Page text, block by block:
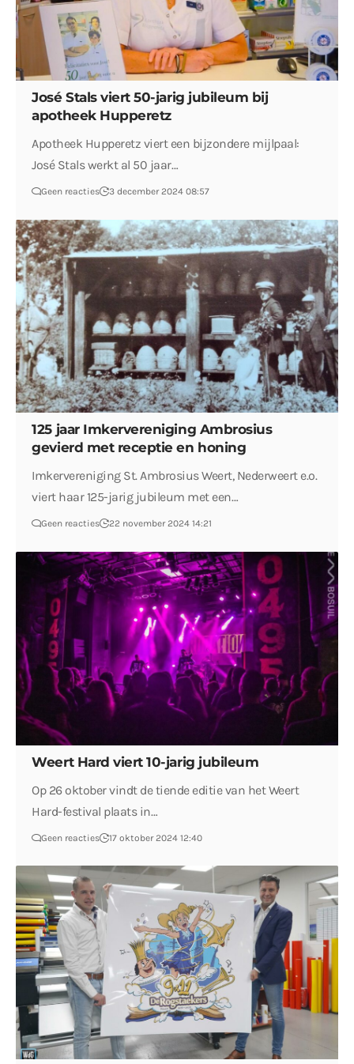
José Stals viert 50-jarig jubileum bij
apotheek Hupperetz
Apotheek Hupperetz viert een bijzondere mijlpaal:
José Stals werkt al 50 jaar…
Geen reacties 3 december 2024 08:57
125 jaar Imkervereniging Ambrosius
gevierd met receptie en honing
Imkervereniging St. Ambrosius Weert, Nederweert e.o.
viert haar 125-jarig jubileum met een…
Geen reacties 22 november 2024 14:21
Weert Hard viert 10-jarig jubileum
Op 26 oktober vindt de tiende editie van het Weert
Hard-festival plaats in…
Geen reacties 17 oktober 2024 12:40